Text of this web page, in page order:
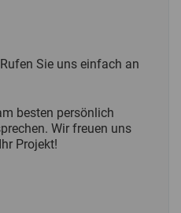
Sie uns einfach an
besten persönlich
Wir freuen uns
Projekt!